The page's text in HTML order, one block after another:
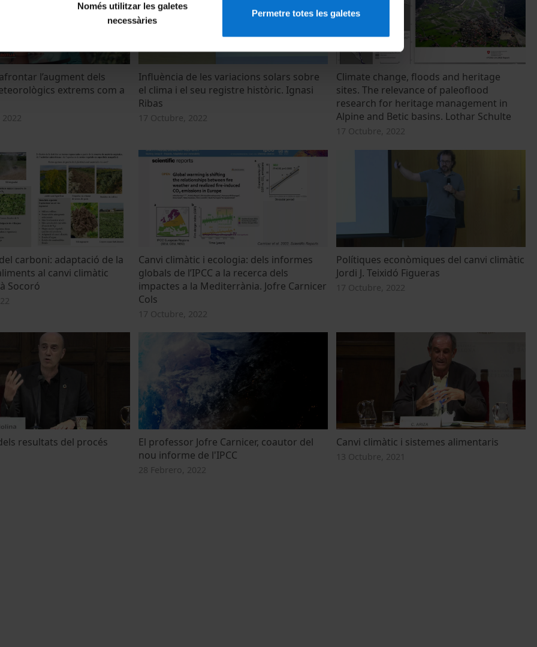
Només utilitzar les galetes
necessàries
Permetre totes les galetes
l’augment dels
extrems com a
Influència de les variacions solars sobre
el clima i el seu registre històric. Ignasi
Ribas
17 Octubre, 2022
Climate change, floods and heritage
sites. The relevance of paleoflood
research for heritage management in
Alpine and Betic basins. Lothar Schulte
17 Octubre, 2022
carboni: adaptació de la
al canvi climàtic
Socoró
Canvi climàtic i ecologia: dels informes
globals de l’IPCC a la recerca dels
impactes a la Mediterrània. Jofre Carnicer
Cols
17 Octubre, 2022
Polítiques econòmiques del canvi climàtic
Jordi J. Teixidó Figueras
17 Octubre, 2022
resultats del procés
El professor Jofre Carnicer, coautor del
nou informe de l'IPCC
28 Febrero, 2022
Canvi climàtic i sistemes alimentaris
13 Octubre, 2021